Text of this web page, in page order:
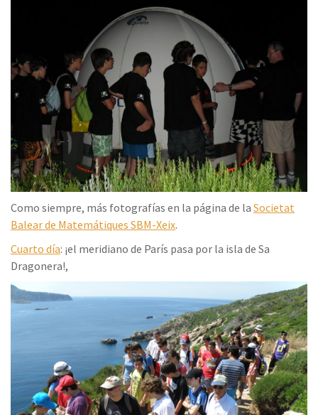
Como siempre, más fotografías en la página de la Societat
Balear de Matemátiques SBM-Xeix.
Cuarto día: ¡el meridiano de París pasa por la isla de Sa
Dragonera!,